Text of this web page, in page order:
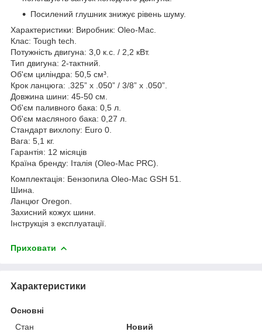
Посилений глушник знижує рівень шуму.
Характеристики: Виробник: Oleo-Mac.
Клас: Tough tech.
Потужність двигуна: 3,0 к.с. / 2,2 кВт.
Тип двигуна: 2-тактний.
Об'єм циліндра: 50,5 см³.
Крок ланцюга: .325” x .050” / 3/8” x .050”.
Довжина шини: 45-50 см.
Об'єм паливного бака: 0,5 л.
Об'єм масляного бака: 0,27 л.
Стандарт вихлопу: Euro 0.
Вага: 5,1 кг.
Гарантія: 12 місяців
Країна бренду: Італія (Oleo-Mac PRC).
Комплектація: Бензопила Oleo-Mac GSH 51.
Шина.
Ланцюг Oregon.
Захисний кожух шини.
Інструкція з експлуатації.
Приховати
Характеристики
Основні
Стан
Новий